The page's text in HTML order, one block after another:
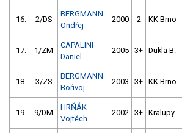
16. 2/DS
BERGMANN
Ondřej
2000 2 KK Brno
17. 1/ZM
CAPALINI
Daniel
2005 3+ Dukla B.
18. 3/ZS
BERGMANN
Bořivoj
2003 3+ KK Brno
19. 9/DM
HRŇÁK
Vojtěch
2002 3+ Kralupy